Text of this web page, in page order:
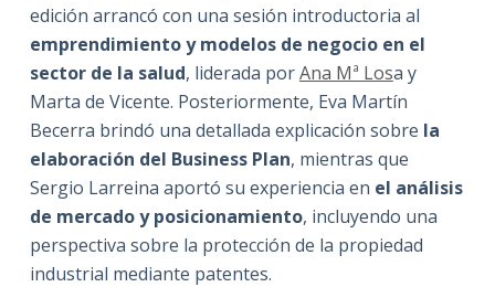
edición arrancó con una sesión introductoria al
emprendimiento y modelos de negocio en el
sector de la salud, liderada porAna Mª Losa y
Marta de Vicente. Posteriormente, Eva Martín
Becerra brindó una detallada explicación sobre la
elaboración del Business Plan, mientras que
Sergio Larreina aportó su experiencia en el análisis
de mercado y posicionamiento, incluyendo una
perspectiva sobre la protección de la propiedad
industrial mediante patentes.